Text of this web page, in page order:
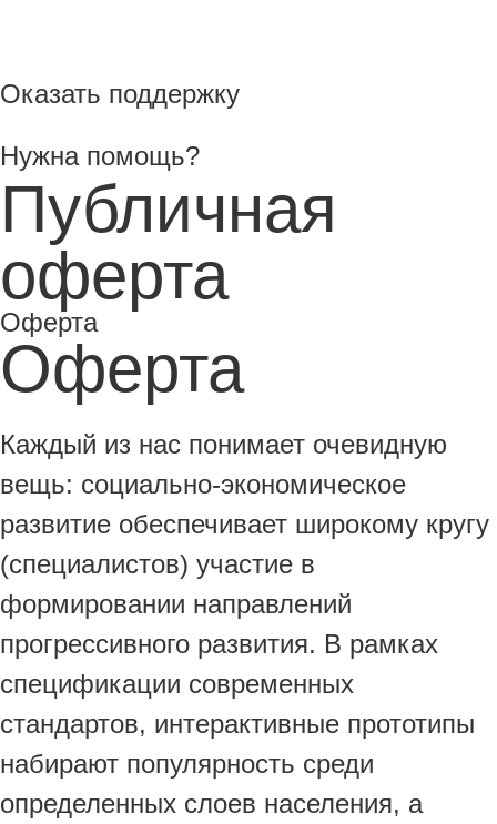
Оказать поддержку
Нужна помощь?
Публичная
оферта
Оферта
Оферта
Каждый из нас понимает очевидную
вещь: социально-экономическое
развитие обеспечивает широкому кругу
(специалистов) участие в
формировании направлений
прогрессивного развития. В рамках
спецификации современных
стандартов, интерактивные прототипы
набирают популярность среди
определенных слоев населения, а